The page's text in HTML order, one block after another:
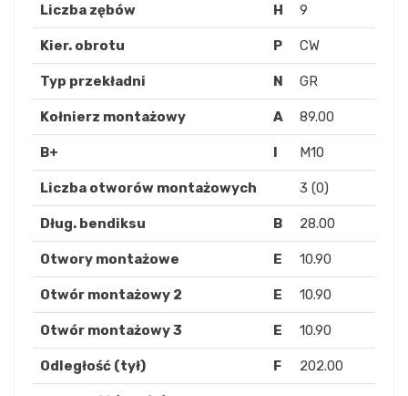
Liczba zębów H 9
Kier. obrotu P CW
Typ przekładni N GR
Kołnierz montażowy A 89.00
B+ I M10
Liczba otworów montażowych 3 (0)
Dług. bendiksu B 28.00
Otwory montażowe E 10.90
Otwór montażowy 2 E 10.90
Otwór montażowy 3 E 10.90
Odległość (tył) F 202.00